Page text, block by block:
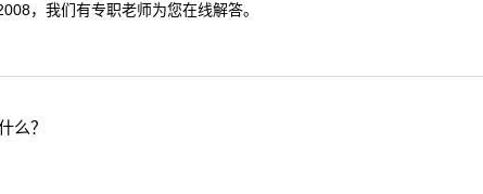
，我们有专职老师为您在线解答。
么？